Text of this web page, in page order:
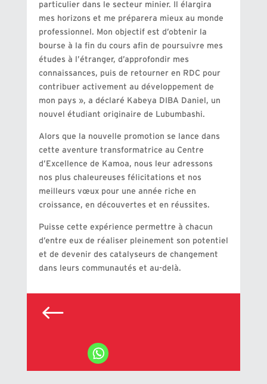
particulier dans le secteur minier. Il élargira
mes horizons et me préparera mieux au monde
professionnel. Mon objectif est d’obtenir la
bourse à la fin du cours afin de poursuivre mes
études à l’étranger, d’approfondir mes
connaissances, puis de retourner en RDC pour
contribuer activement au développement de
mon pays », a déclaré Kabeya DIBA Daniel, un
nouvel étudiant originaire de Lubumbashi.
Alors que la nouvelle promotion se lance dans
cette aventure transformatrice au Centre
d’Excellence de Kamoa, nous leur adressons
nos plus chaleureuses félicitations et nos
meilleurs vœux pour une année riche en
croissance, en découvertes et en réussites.
Puisse cette expérience permettre à chacun
d’entre eux de réaliser pleinement son potentiel
et de devenir des catalyseurs de changement
dans leurs communautés et au-delà.
#